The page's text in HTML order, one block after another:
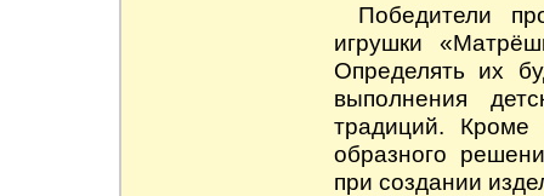
Победители
игрушки
Определять их
выполнения
традиций. Кроме
образного
при создании